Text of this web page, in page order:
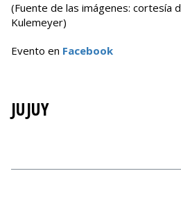
(Fuente de las imágenes: cortesía
Kulemeyer)
Evento en Facebook
JUJUY